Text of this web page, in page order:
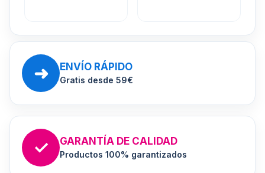
➜ ENVÍO RÁPIDO
Gratis desde 59€
✓ GARANTÍA DE CALIDAD
Productos 100% garantizados